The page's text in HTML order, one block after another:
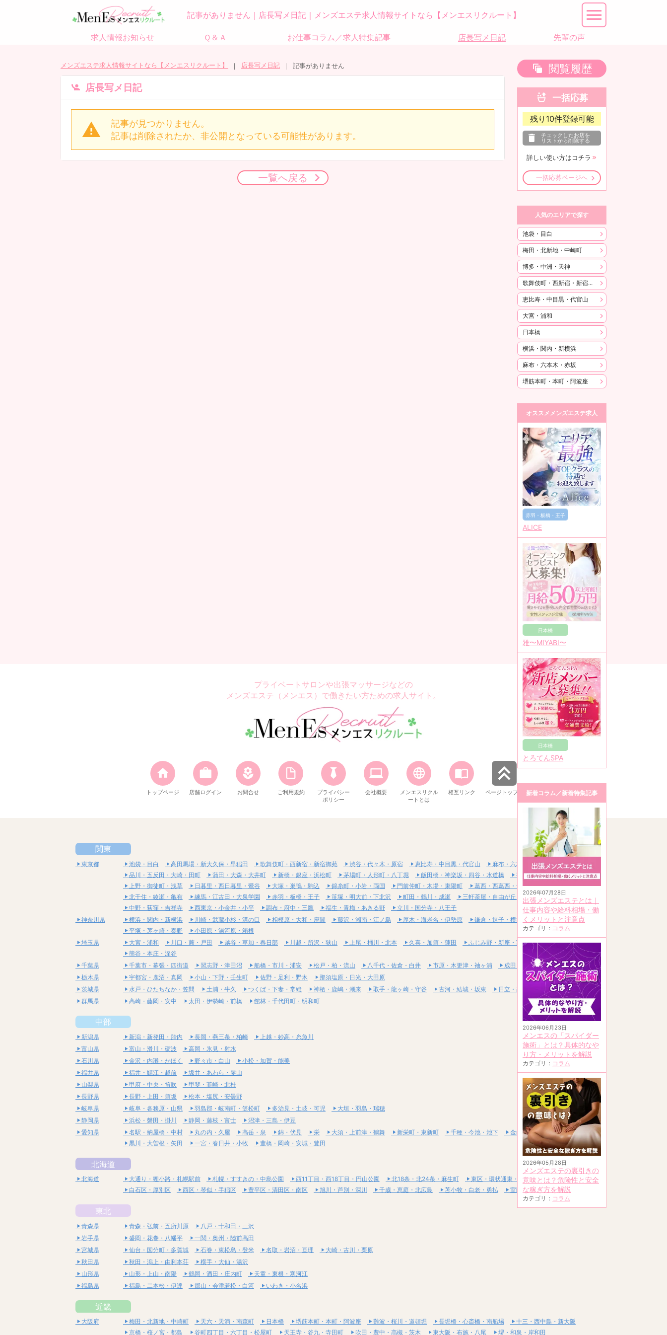
記事がありません｜店長写メ日記｜メンズエステ求人情報サイトなら【メンエスリクルート】
求人情報お知らせ Ｑ＆Ａ お仕事コラム／求人特集記事 店長写メ日記 先輩の声
メンズエステ求人情報サイトなら【メンエスリクルート】 店長写メ日記 記事がありません
店長写メ日記
記事が見つかりません。
記事は削除されたか、非公開となっている可能性があります。
一覧へ戻る
閲覧履歴
一括応募
残り 10件登録可能
チェックしたお店を
リストから削除する
詳しい使い方はコチラ
一括応募ページへ
人気のエリアで探す
池袋・目白
梅田・北新地・中崎町
博多・中洲・天神
歌舞伎町・西新宿・新宿御苑
恵比寿・中目黒・代官山
大宮・浦和
日本橋
横浜・関内・新横浜
麻布・六本木・赤坂
堺筋本町・本町・阿波座
オススメメンズエステ求人
赤羽・板橋・王子
ALICE
日本橋
雅〜MIYABI〜
日本橋
とろてんSPA
新着コラム／新着特集記事
2026年07月28日
出張メンズエステとは｜
仕事内容や給料相場・働
くメリットと注意点
カテゴリ： コラム
2026年06月23日
メンエスの「スパイダー
施術」とは？具体的なや
り方・メリットを解説
カテゴリ： コラム
2026年05月28日
メンズエステの裏引きの
意味とは？危険性と安全
な稼ぎ方を解説
カテゴリ： コラム
プライベートサロンや出張マッサージなどの
メンズエステ（メンエス）で働きたい方ための求人サイト。
トップページ 店舗ログイン お問合せ ご利用規約
プライバシー
ポリシー
会社概要
メンエスリクル
ートとは
相互リンク ページトップへ
関東
東京都 池袋・目白 高田馬場・新大久保・早稲田 歌舞伎町・西新宿・新宿御苑 渋谷・代々木・原宿 恵比寿・中目黒・代官山
麻布・六本木・赤坂
品川・五反田・大崎・田町
蒲田・大森・大井町 新橋・銀座・浜松町 茅場町・人形町・八丁堀 飯田橋・神楽坂・四谷・水道橋
神田・秋葉原・浅草橋
上野・御徒町・浅草
日暮里・西日暮里・鶯谷 大塚・巣鴨・駒込 錦糸町・小岩・両国 門前仲町・木場・東陽町
葛西・西葛西・一之江
北千住・綾瀬・亀有
練馬・江古田・大泉学園 赤羽・板橋・王子 笹塚・明大前・下北沢 町田・鶴川・成瀬
三軒茶屋・自由が丘・二子玉川
中野・荻窪・吉祥寺
西東京・小金井・小平 調布・府中・三鷹 福生・青梅・あきる野
立川・国分寺・八王子
神奈川県
横浜・関内・新横浜 川崎・武蔵小杉・溝の口 相模原・大和・座間 藤沢・湘南・江ノ島 厚木・海老名・伊勢原
鎌倉・逗子・横須賀
平塚・茅ヶ崎・秦野
小田原・湯河原・箱根
埼玉県
大宮・浦和 川口・蕨・戸田 越谷・草加・春日部 川越・所沢・狭山 上尾・桶川・北本 久喜・加須・蓮田
ふじみ野・新座・富士見
熊谷・本庄・深谷
千葉県
千葉市・幕張・四街道 習志野・津田沼 船橋・市川・浦安 松戸・柏・流山 八千代・佐倉・白井 市原・木更津・袖ヶ浦
成田・富里・印西
栃木県
宇都宮・鹿沼・真岡 小山・下野・壬生町 佐野・足利・野木
那須塩原・日光・大田原
茨城県
水戸・ひたちなか・笠間 土浦・牛久 つくば・下妻・常総 神栖・鹿嶋・潮来 取手・龍ヶ崎・守谷 古河・結城・坂東
日立・高萩・常陸太田
群馬県
高崎・藤岡・安中 太田・伊勢崎・前橋 館林・千代田町・明和町
中部
新潟県 新潟・新発田・胎内 長岡・燕三条・柏崎
上越・妙高・糸魚川
富山県
富山・滑川・砺波
高岡・氷見・射水
石川県
金沢・内灘・かほく 野々市・白山
小松・加賀・能美
福井県
福井・鯖江・越前
坂井・あわら・勝山
山梨県
甲府・中央・笛吹
甲斐・韮崎・北杜
長野県
長野・上田・須坂
松本・塩尻・安曇野
岐阜県
岐阜・各務原・山県 羽島郡・岐南町・笠松町 多治見・土岐・可児
大垣・羽島・瑞穂
静岡県
浜松・磐田・掛川 静岡・藤枝・富士
沼津・三島・伊豆
愛知県
名駅・納屋橋・中村 丸の内・久屋 高岳・泉 錦・伏見 栄 大須・上前津・鶴舞 新栄町・東新町 千種・今池・池下
金山・熱田
黒川・大曽根・矢田
一宮・春日井・小牧 豊橋・岡崎・安城・豊田
北海道
北海道 大通り・狸小路・札幌駅前 札幌・すすきの・中島公園 西11丁目・西18丁目・円山公園 北18条・北24条・麻生町
東区・環状通東・新道東
白石区・厚別区
西区・琴似・手稲区 豊平区・清田区・南区 旭川・芦別・深川 千歳・恵庭・北広島 苫小牧・白老・勇払 室蘭・登別・伊達
東北
青森県 青森・弘前・五所川原
八戸・十和田・三沢
岩手県
盛岡・花巻・八幡平
一関・奥州・陸前高田
宮城県
仙台・国分町・多賀城 石巻・東松島・登米 名取・岩沼・亘理
大崎・古川・栗原
秋田県
秋田・潟上・由利本荘
横手・大仙・湯沢
山形県
山形・上山・南陽 鶴岡・酒田・庄内町
天童・東根・寒河江
福島県
福島・二本松・伊達 郡山・会津若松・白河 いわき・小名浜
近畿
大阪府 梅田・北新地・中崎町 天六・天満・南森町 日本橋 堺筋本町・本町・阿波座 難波・桜川・道頓堀 長堀橋・心斎橋・南船場
十三・西中島・新大阪
京橋・桜ノ宮・都島
谷町四丁目・六丁目・松屋町 天王寺・谷九・寺田町 吹田・豊中・高槻・茨木 東大阪・布施・八尾 堺・和泉・岸和田